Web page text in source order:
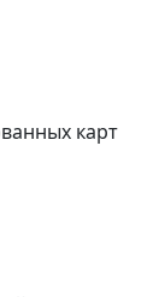
карт